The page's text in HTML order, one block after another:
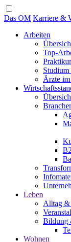
Das OM Karriere &
Arbeiten
Top-
Ärzte
Leben
Alltag &
Bildung
Wohnen